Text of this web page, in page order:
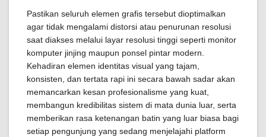
Pastikan seluruh elemen grafis tersebut dioptimalkan
agar tidak mengalami distorsi atau penurunan resolusi
saat diakses melalui layar resolusi tinggi seperti monitor
komputer jinjing maupun ponsel pintar modern.
Kehadiran elemen identitas visual yang tajam,
konsisten, dan tertata rapi ini secara bawah sadar akan
memancarkan kesan profesionalisme yang kuat,
membangun kredibilitas sistem di mata dunia luar, serta
memberikan rasa ketenangan batin yang luar biasa bagi
setiap pengunjung yang sedang menjelajahi platform